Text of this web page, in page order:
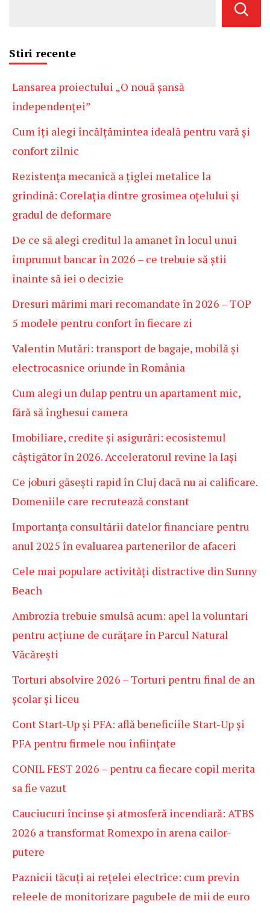
Stiri recente
Lansarea proiectului „O nouă șansă
independenței”
Cum îți alegi încălțămintea ideală pentru vară și
confort zilnic
Rezistența mecanică a țiglei metalice la
grindină: Corelația dintre grosimea oțelului și
gradul de deformare
De ce să alegi creditul la amanet în locul unui
împrumut bancar în 2026 – ce trebuie să știi
înainte să iei o decizie
Dresuri mărimi mari recomandate în 2026 – TOP
5 modele pentru confort în fiecare zi
Valentin Mutări: transport de bagaje, mobilă și
electrocasnice oriunde în România
Cum alegi un dulap pentru un apartament mic,
fără să înghesui camera
Imobiliare, credite și asigurări: ecosistemul
câștigător în 2026. Acceleratorul revine la Iași
Ce joburi găsești rapid în Cluj dacă nu ai calificare.
Domeniile care recrutează constant
Importanța consultării datelor financiare pentru
anul 2025 în evaluarea partenerilor de afaceri
Cele mai populare activități distractive din Sunny
Beach
Ambrozia trebuie smulsă acum: apel la voluntari
pentru acțiune de curățare în Parcul Natural
Văcărești
Torturi absolvire 2026 – Torturi pentru final de an
școlar și liceu
Cont Start-Up și PFA: află beneficiile Start-Up și
PFA pentru firmele nou înființate
CONIL FEST 2026 – pentru ca fiecare copil merita
sa fie vazut
Cauciucuri încinse și atmosferă incendiară: ATBS
2026 a transformat Romexpo în arena cailor-
putere
Paznicii tăcuți ai rețelei electrice: cum previn
releele de monitorizare pagubele de mii de euro